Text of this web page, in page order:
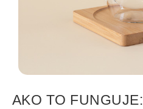
AKO TO FUNGUJE: